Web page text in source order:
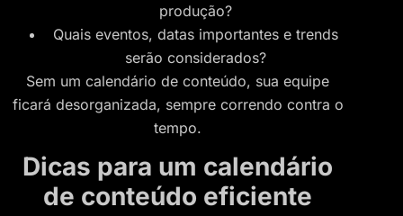
produção?
Quais eventos, datas importantes e trends
serão considerados?
Sem um calendário de conteúdo, sua equipe
ficará desorganizada, sempre correndo contra o
tempo.
Dicas para um calendário
de conteúdo eficiente